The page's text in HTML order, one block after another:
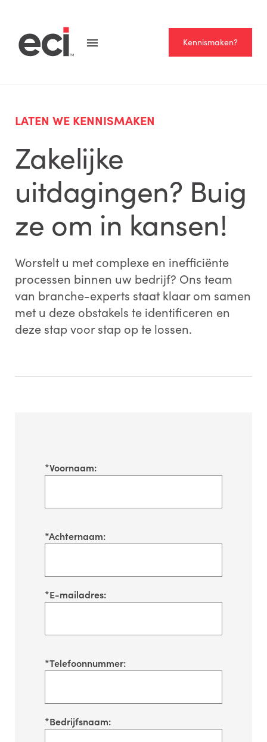
Kennismaken?
LATEN WE KENNISMAKEN
Zakelijke
uitdagingen? Buig
ze om in kansen!
Worstelt u met complexe en inefficiënte
processen binnen uw bedrijf? Ons team
van branche-experts staat klaar om samen
met u deze obstakels te identificeren en
deze stap voor stap op te lossen.
*Voornaam:
*Achternaam:
*E-mailadres:
*Telefoonnummer:
*Bedrijfsnaam: